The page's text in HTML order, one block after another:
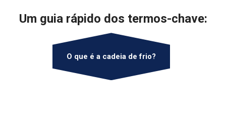
Um guia rápido dos termos-chave:
O que é a cadeia de frio?